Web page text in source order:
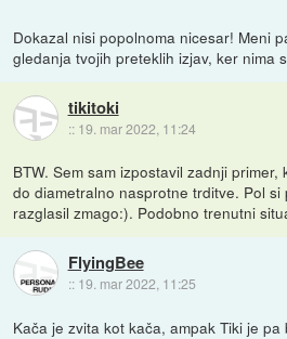
Dokazal nisi popolnoma nicesar! Meni
gledanja tvojih preteklih izjav, ker nima
tikitoki
:: 19. mar 2022, 11:24
BTW. Sem sam izpostavil zadnji
do diametralno nasprotne trditve. Pol
razglasil zmago:). Podobno trenutni
FlyingBee
:: 19. mar 2022, 11:25
Kača je zvita kot kača, ampak Tiki je